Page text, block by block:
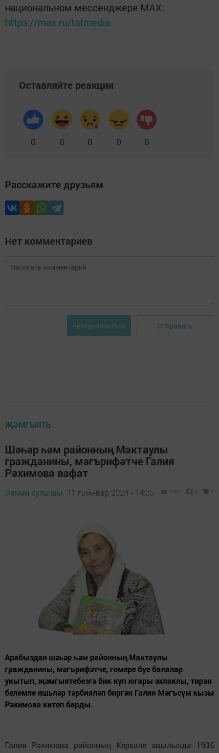
национальном мессенджере MАХ:
https://max.ru/tatmedia
Оставляйте реакции
0 0 0 0 0
Расскажите друзьям
Нет комментариев
Авторизоваться Отправить
ҖӘМГЫЯТЬ
Шәһәр һәм районның Мактаулы
гражданины, мәгърифәтче Галия
Рәхимова вафат
Заман сулышы, 11 гыйнвар 2024 - 14:05 2022 0 1
Арабыздан шәһәр һәм районның Мактаулы
гражданины, мәгърифәтче, гомере буе балалар
укытып, җәмгыятебезгә бик күп югары әхлаклы, тирән
белемле яшьләр тәрбияләп биргән Галия Мәгъсүм кызы
Рәхимова китеп барды.
Галия Рәхимова районның Керкәле авылында 1935